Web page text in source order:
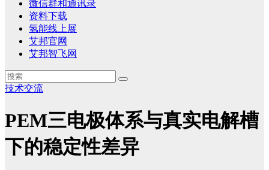
微信群和通讯录
资料下载
氢能线上展
艾邦官网
艾邦智飞网
技术交流
PEM三电极体系与真实电解槽
下的稳定性差异